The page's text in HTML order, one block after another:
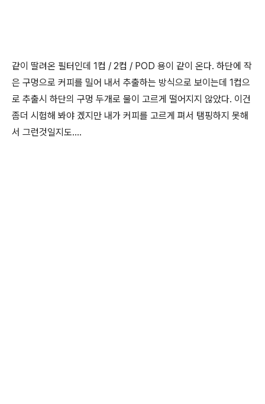
같이 딸려온 필터인데 1컵 / 2컵 / POD 용이 같이 온다. 하단에 작
은 구멍으로 커피를 밀어 내서 추출하는 방식으로 보이는데 1컵으
로 추출시 하단의 구멍 두개로 물이 고르게 떨어지지 않았다. 이건
좀더 시험해 봐야 겠지만 내가 커피를 고르게 펴서 탬핑하지 못해
서 그런것일지도....